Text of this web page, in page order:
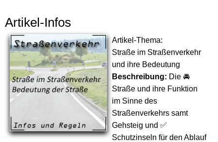
Artikel-Infos
Artikel-Thema:
Straße im Straßenverkehr
und ihre Bedeutung
Beschreibung: Die 🚘
Straße und ihre Funktion
im Sinne des
Straßenverkehrs samt
Gehsteig und ✅
Schutzinseln für den Ablauf